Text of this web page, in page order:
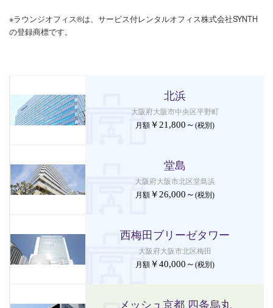
※ラウンジオフィス®は、サービス付レンタルオフィス株式会社SYNTH
の登録商標です。
北浜
大阪府大阪市中央区平野町
月額 ￥21,800～ (税別)
堂島
大阪府大阪市北区堂島浜
月額 ￥26,000～ (税別)
西梅田ブリーゼタワー
大阪府大阪市北区梅田
月額 ￥40,000～ (税別)
メッシュ京都 四条烏丸